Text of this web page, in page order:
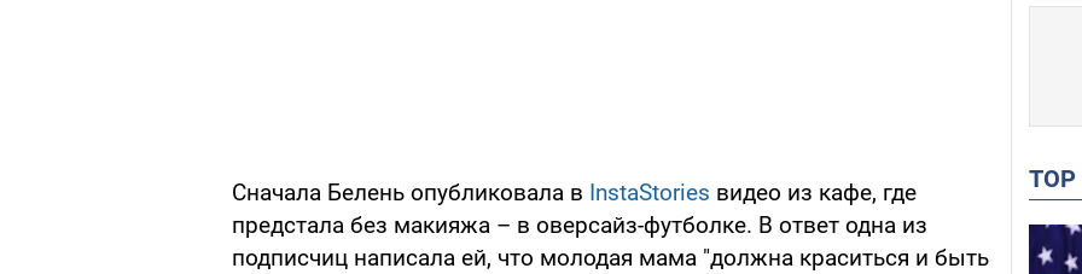
Сначала Белень опубликовала в InstaStories видео из кафе, где
предстала без макияжа – в оверсайз-футболке. В ответ одна из
подписчиц написала ей, что молодая мама "должна краситься и быть